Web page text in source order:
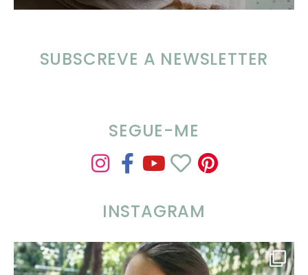
SUBSCREVE A NEWSLETTER
SEGUE-ME
INSTAGRAM